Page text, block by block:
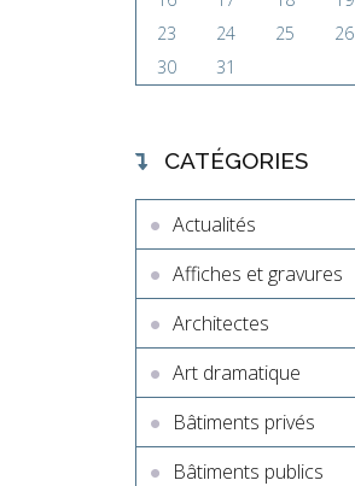
23
24 25 26
30
31
CATÉGORIES
Actualités
Affiches et gravures
Architectes
Art dramatique
Bâtiments privés
Bâtiments publics